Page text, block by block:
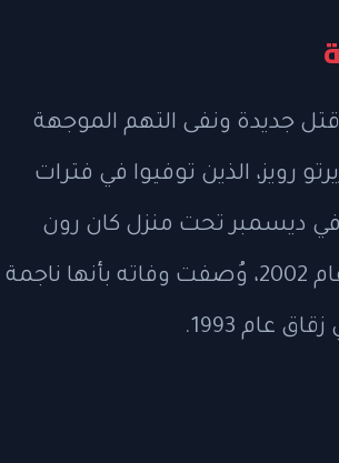
جديدة ونفى التهم الموجهة
رويز، الذين توفيوا في فترات
في ديسمبر تحت منزل كان رون
يعيش فيه سابقًا، بينما عثر على جونكين في مجرى مائي عام 2002، وُصفت وفاته بأنها ناجمة
عام 1993.